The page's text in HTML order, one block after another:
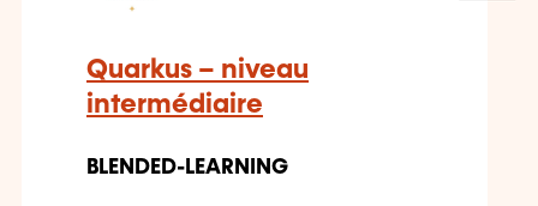
Quarkus – niveau
intermédiaire
BLENDED-LEARNING